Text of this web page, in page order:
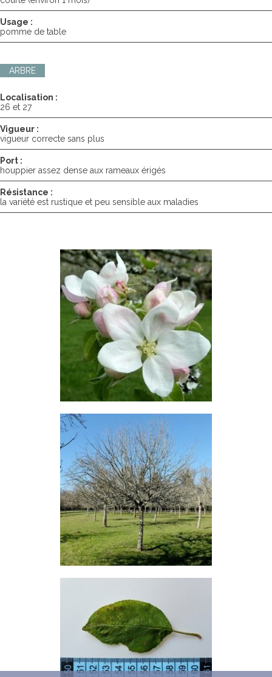
Usage :
pomme de table
ARBRE
Localisation :
26 et 27
Vigueur :
vigueur correcte sans plus
Port :
houppier assez dense aux rameaux érigés
Résistance :
la variété est rustique et peu sensible aux maladies